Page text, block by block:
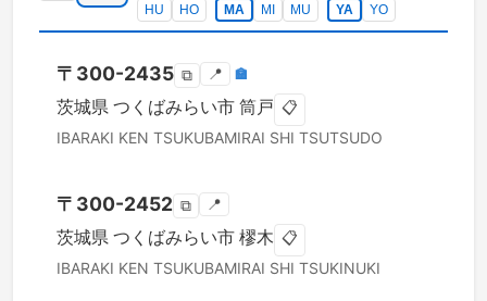
HU
HO MA MI MU YA YO
〒 300-2435 ⧉ 📍 🏣
茨城県 つくばみらい市 筒戸 📋
IBARAKI KEN TSUKUBAMIRAI SHI TSUTSUDO
〒 300-2452 ⧉ 📍
茨城県 つくばみらい市 樛木 📋
IBARAKI KEN TSUKUBAMIRAI SHI TSUKINUKI